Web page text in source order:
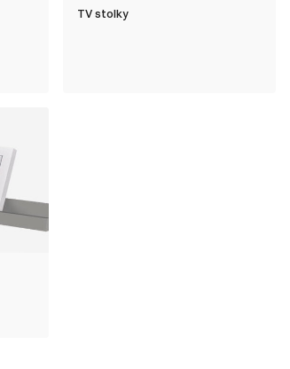
TV stolky